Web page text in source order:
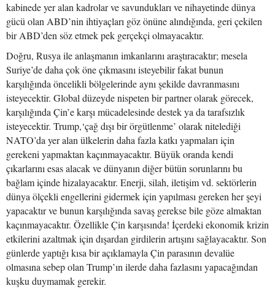
kabinede yer alan kadrolar ve savundukları ve nihayetinde dünya
gücü olan ABD’nin ihtiyaçları göz önüne alındığında, geri çekilen
bir ABD’den söz etmek pek gerçekçi olmayacaktır.
Doğru, Rusya ile anlaşmanın imkanlarını araştıracaktır; mesela
Suriye’de daha çok öne çıkmasını isteyebilir fakat bunun
karşılığında öncelikli bölgelerinde aynı şekilde davranmasını
isteyecektir. Global düzeyde nispeten bir partner olarak görecek,
karşılığında Çin’e karşı mücadelesinde destek ya da tarafsızlık
isteyecektir. Trump,‘çağ dışı bir örgütlenme’ olarak nitelediği
NATO’da yer alan ülkelerin daha fazla katkı yapmaları için
gerekeni yapmaktan kaçınmayacaktır. Büyük oranda kendi
çıkarlarını esas alacak ve dünyanın diğer bütün sorunlarını bu
bağlam içinde hizalayacaktır. Enerji, silah, iletişim vd. sektörlerin
dünya ölçekli engellerini gidermek için yapılması gereken her şeyi
yapacaktır ve bunun karşılığında savaş gerekse bile göze almaktan
kaçınmayacaktır. Özellikle Çin karşısında! İçerdeki ekonomik krizin
etkilerini azaltmak için dışardan girdilerin artışını sağlayacaktır. Son
günlerde yaptığı kısa bir açıklamayla Çin parasının devalüe
olmasına sebep olan Trump’ın ilerde daha fazlasını yapacağından
kuşku duymamak gerekir.